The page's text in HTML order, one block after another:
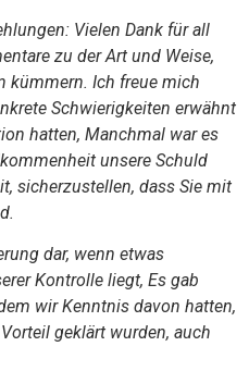
Vielen Dank für all
zu der Art und Weise,
kümmern. Ich freue mich
Schwierigkeiten erwähnt
hatten, Manchmal war es
unsere Schuld
sicherzustellen, dass Sie mit
dar, wenn etwas
Kontrolle liegt, Es gab
wir Kenntnis davon hatten,
geklärt wurden, auch